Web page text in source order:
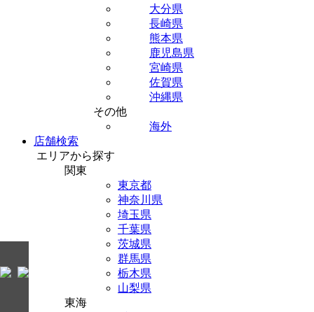
大分県
長崎県
熊本県
鹿児島県
宮崎県
佐賀県
沖縄県
その他
海外
店舗検索
エリアから探す
関東
東京都
神奈川県
埼玉県
千葉県
茨城県
群馬県
栃木県
山梨県
東海